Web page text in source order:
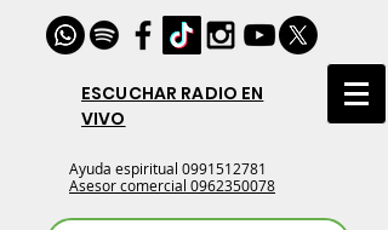
ESCUCHAR RADIO EN
VIVO
Ayuda espiritual 0991512781
Asesor comercial 0962350078